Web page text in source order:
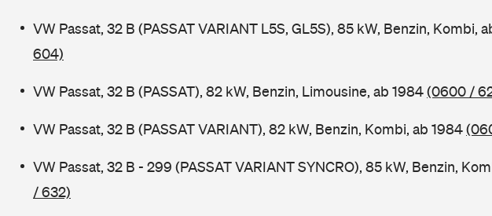
VW Passat, 32 B (PASSAT VARIANT L5S, GL5S), 85 kW, Benzin, Kombi,
604)
VW Passat, 32 B (PASSAT), 82 kW, Benzin, Limousine, ab 1984(0600 /
VW Passat, 32 B (PASSAT VARIANT), 82 kW, Benzin, Kombi, ab 1984
VW Passat, 32 B - 299 (PASSAT VARIANT SYNCRO), 85 kW, Benzin,
/ 632)